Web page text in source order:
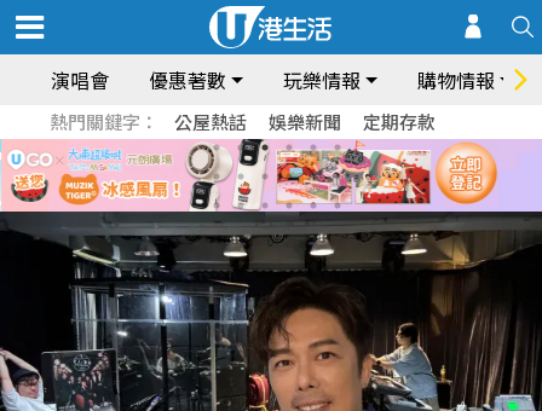
演唱會 優惠著數 玩樂情報 購物情報
熱門關鍵字： 公屋熱話 娛樂新聞 定期存款